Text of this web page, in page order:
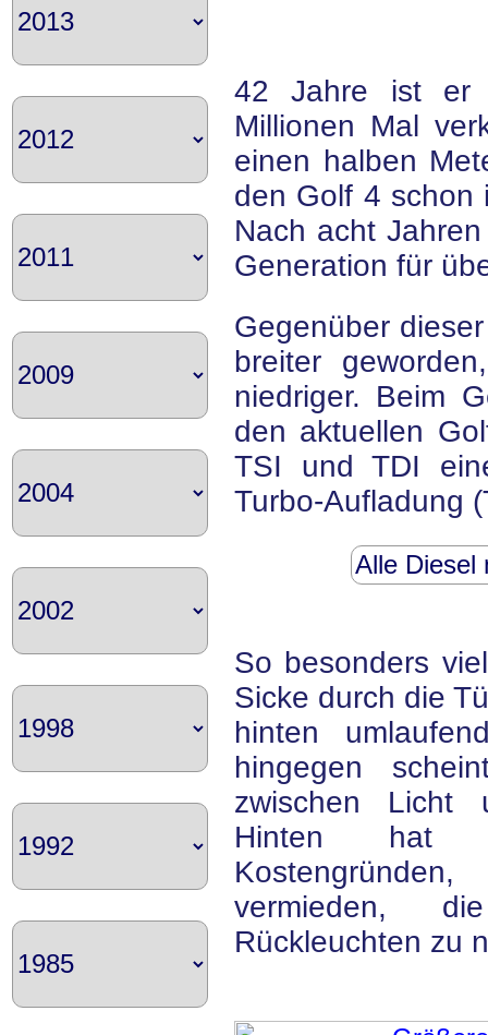
42 Jahre ist er
Millionen Mal
einen halben
den Golf 4 schon
Nach acht
Generation für
Gegenüber
breiter
niedriger. Beim
den aktuellen
TSI und TDI
Turbo-Aufladung
Alle Diesel
So besonders
Sicke durch die
hinten
hingegen
zwischen Licht
Hinten hat
vermieden,
Rückleuchten zu